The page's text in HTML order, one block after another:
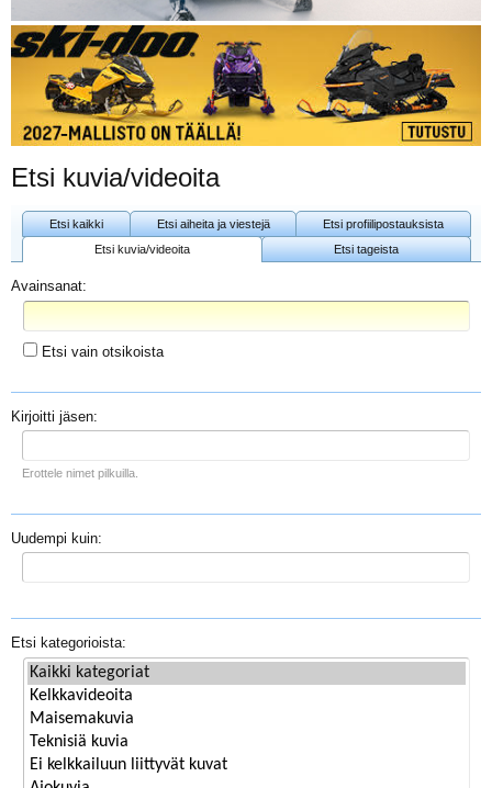
Etsi kuvia/videoita
Etsi kaikki Etsi aiheita ja viestejä
Etsi profiilipostauksista
Etsi kuvia/videoita
Etsi tageista
Avainsanat:
Etsi vain otsikoista
Kirjoitti jäsen:
Erottele nimet pilkuilla.
Uudempi kuin:
Etsi kategorioista: